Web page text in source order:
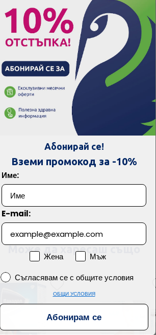
Може да харесаш също
Абонирай се!
Вземи промокод за -10%
Име:
E-mail:
ПолЖена
Мъж
Съгласявам се с общите условия
Съгласявам се с общите условия
ОБЩИ УСЛОВИЯ
Абонирам се